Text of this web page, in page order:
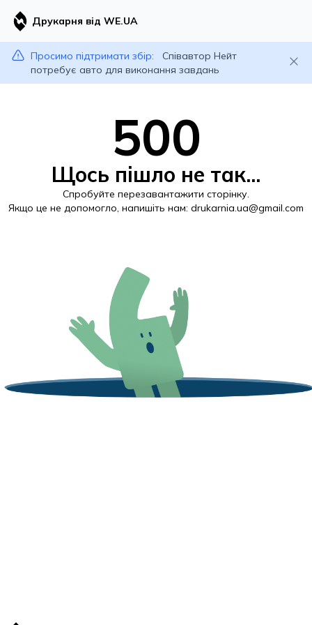
Друкарня від WE.UA
Просимо підтримати збір:
Співавтор Нейт
потребує авто для виконання завдань
500
Щось пішло не так...
Спробуйте перезавантажити сторінку.
Якщо це не допомогло, напишіть нам: drukarnia.ua@gmail.com